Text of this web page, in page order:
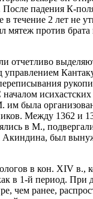
падения К-
2 лет не
против
отчетливо
управлением
была
Между 1362 и
в М.,
был
в кон. XIV в.,
в 1-й период.
чем ранее,